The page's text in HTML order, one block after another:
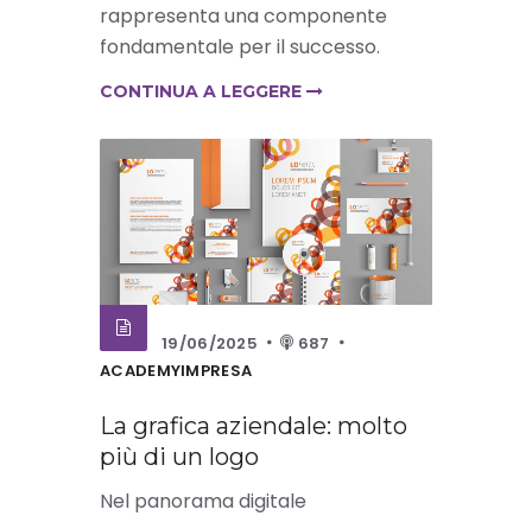
rappresenta una componente
fondamentale per il successo.
CONTINUA A LEGGERE
19/06/2025
687
ACADEMYIMPRESA
La grafica aziendale: molto
più di un logo
Nel panorama digitale